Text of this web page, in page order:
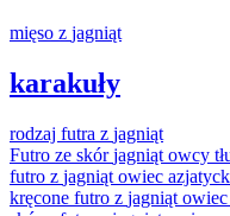
mięso z jagniąt
karakuły
rodzaj futra z jagniąt
Futro ze skórjagniąt owcy
futro z jagniąt owiec
kręcone futro z jagniąt